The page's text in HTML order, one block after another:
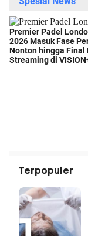
Terpopuler